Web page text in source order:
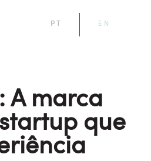
PT EN
A marca
que